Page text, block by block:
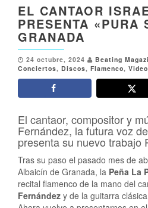
EL CANTAOR
PRESENTA «PURA
GRANADA
24 octubre, 2024 Beating
Conciertos, Discos, Flamenco,
El cantaor, compositor y
Fernández, la futura voz
presenta su nuevo trabajo
Tras su paso el pasado mes de
Albaicín de Granada, la Peña La
recital flamenco de la mano del
Fernández y de la guitarra